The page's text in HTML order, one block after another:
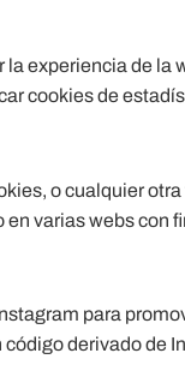
experiencia de la
cookies de
o cualquier
varias webs con
para
derivado de